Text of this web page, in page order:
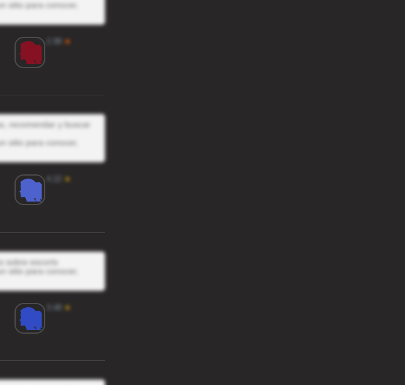
sitio para conocer,
★
recomendar y buscar
sitio para conocer,
★
sobre escorts
sitio para conocer,
★